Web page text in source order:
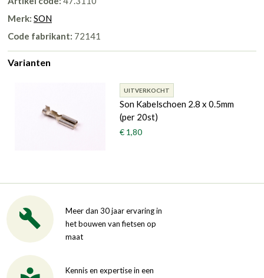
Merk: SON
Code fabrikant: 72141
Varianten
UITVERKOCHT
Son Kabelschoen 2.8 x 0.5mm
(per 20st)
€ 1,80
Meer dan 30 jaar ervaring in
het bouwen van fietsen op
maat
Kennis en expertise in een